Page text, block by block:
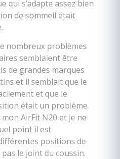
qui s’adapte assez bien
de sommeil était
nombreux problèmes
semblaient être
de grandes marques
et il semblait que le
et que le
était un problème.
AirFit N20 et je ne
point il est
positions de
le joint du coussin.